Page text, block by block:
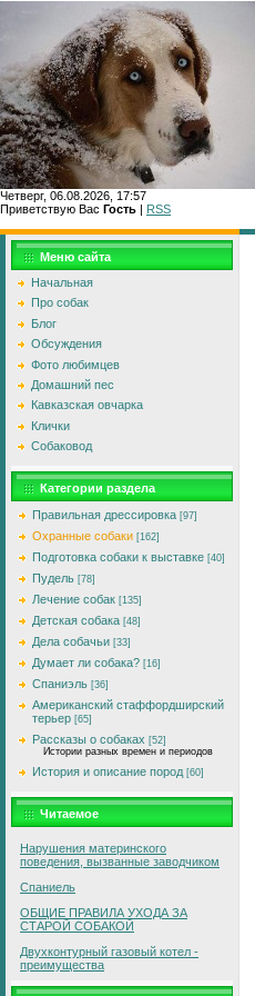
Четверг, 06.08.2026, 17:57
Приветствую Вас Гость | RSS
Меню сайта
Начальная
Про собак
Блог
Обсуждения
Фото любимцев
Домашний пес
Кавказская овчарка
Клички
Собаковод
Категории раздела
Правильная дрессировка [97]
Охранные собаки [162]
Подготовка собаки к выставке [40]
Пудель [78]
Лечение собак [135]
Детская собака [48]
Дела собачьи [33]
Думает ли собака? [16]
Спаниэль [36]
Американский стаффордширский
терьер [65]
Рассказы о собаках [52]
Истории разных времен и периодов
История и описание пород [60]
Читаемое
Нарушения материнского
поведения, вызванные заводчиком
Спаниель
ОБЩИЕ ПРАВИЛА УXОДА ЗА
СТАРОЙ СОБАКОЙ
Двухконтурный газовый котел -
преимущества